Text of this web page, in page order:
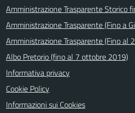
Amministrazione Trasparente Storico
Amministrazione Trasparente (Fino a
Amministrazione Trasparente (Fino al
Albo Pretorio (fino al 7 ottobre 2019)
Informativa privacy
Cookie Policy
Informazioni sui Cookies